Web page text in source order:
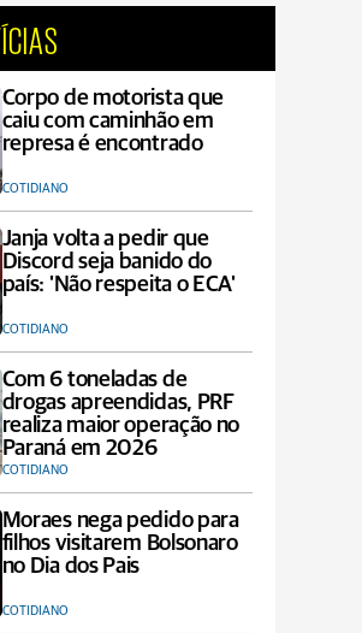
Corpo de motorista que
caiu com caminhão em
represa é encontrado
COTIDIANO
Janja volta a pedir que
Discord seja banido do
país: 'Não respeita o ECA'
COTIDIANO
Com 6 toneladas de
drogas apreendidas, PRF
realiza maior operação no
Paraná em 2026
COTIDIANO
Moraes nega pedido para
filhos visitarem Bolsonaro
no Dia dos Pais
COTIDIANO